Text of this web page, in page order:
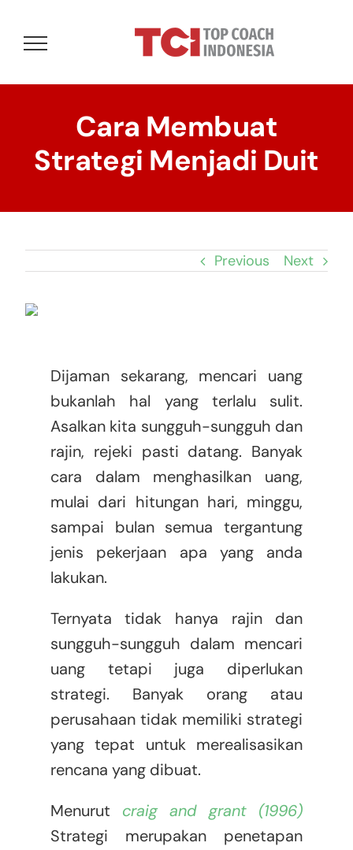
Cara Membuat
Strategi Menjadi Duit
Previous Next
Dijaman sekarang, mencari uang
bukanlah hal yang terlalu sulit.
Asalkan kita sungguh-sungguh dan
rajin, rejeki pasti datang. Banyak
cara dalam menghasilkan uang,
mulai dari hitungan hari, minggu,
sampai bulan semua tergantung
jenis pekerjaan apa yang anda
lakukan.
Ternyata tidak hanya rajin dan
sungguh-sungguh dalam mencari
uang tetapi juga diperlukan
strategi. Banyak orang atau
perusahaan tidak memiliki strategi
yang tepat untuk merealisasikan
rencana yang dibuat.
Menurut craig and grant (1996)
Strategi merupakan penetapan